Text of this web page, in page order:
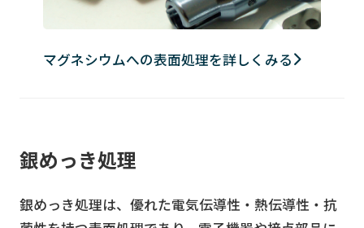
マグネシウムへの表面処理を詳しくみる
銀めっき処理
銀めっき処理は、優れた電気伝導性・熱伝導性・抗